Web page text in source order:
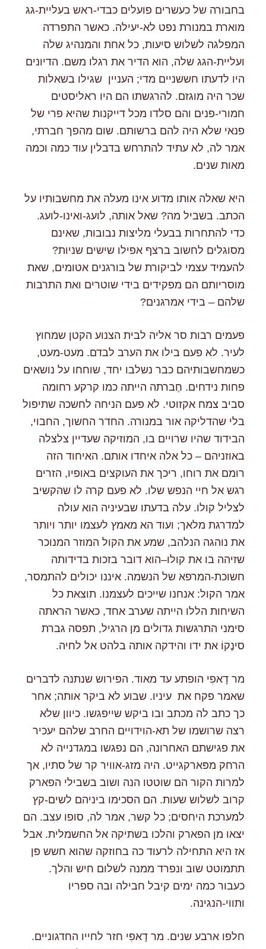
בחבורה של כעשרים פועלים כבדי-ראש בעליית-גג
מוארת במנורת נפט לא-יעילה. כאשר התפרדה
המפלגה לשלוש סיעות, כל אחת והמנהיג שלה
ועליית-הגג שלה, הוא הדיר את רגלו משם. הדיונים
היו לדעתו חששניים מדי; העניין שגילו בשאלות
שכר היה מוגזם. להרגשתו הם היו ראליסטים
חמורי-פנים והם סלדו מכל דייקנות שהיא פרי של
פנאי שלא היה להם ברשותם. שום מהפך חברתי,
אמר לה, לא עתיד להתרחש בדבלין עוד כמה וכמה
מאות שנים.
היא שאלה אותו מדוע אינו מעלה את מחשבותיו על
הכתב. בשביל מה? שאל אותה, לועג-ואינו-לועג.
כדי להתחרות בבעלי מליצות נבובות, שאינם
מסוגלים לחשוב ברצף אפילו שישים שניות?
להעמיד עצמי לביקורת של בורגנים אטומים, שאת
מוסריותם הם מפקידים בידי שוטרים ואת התרבות
שלהם – בידי אמרגנים?
פעמים רבות סר אליה לבית הצנוע הקטן שמחוץ
לעיר. לא פעם בילו את הערב לבדם. מעט-מעט,
כשמחשבותיהם כבר נשלבו יחד, שוחחו על נושאים
פחות נידחים. חֶברתה הייתה כמו קרקע רחומה
סביב צמח אקזוטי. לא פעם הניחה לחשכה שתיפול
בלי שהדליקה אור במנורה. החדר החשוך, החבוי,
הבידוד שהיו שרויים בו, המוזיקה שעדיין צלצלה
באוזניהם – כל אלה איחדו אותם. האיחוד הזה
רומם את רוחו, ריכך את העוקצים באופיו, הזרים
רגש אל חיי הנפש שלו. לא פעם קרה לו שהקשיב
לצליל קולו. עלה בדעתו שבעיניה הוא עולה
למדרגת מלאך; ועוד הא מאמץ לעצמו יותר ויותר
את נוהגה הנלהב, שמע את הקול המוזר המנוכר
שזיהה בו את קולו–הוא דובר בזכות בדידותה
חשוכת-המרפא של הנשמה. איננו יכולים להתמסר,
אמר הקול: אנחנו שייכים לעצמנו. תוצאת כל
השיחות הללו הייתה שערב אחד, כאשר הראתה
סימני התרגשות גדולים מן הרגיל, תפסה גברת
סינֶקוֹ את ידו והידקה אותה בלהט אל לחיה.
מר דָאפִי הופתע עד מאוד. הפירוש שנתנה לדברים
שאמר פקח את עיניו. שבוע לא ביקר אותה; אחר
כך כתב לה מכתב ובו ביקש שייפגשו. כיוון שלא
רצה שרושמו של תא-הוידויים החרב שלהם יעכיר
את פגישתם האחרונה, הם נפגשו במגדנייה לא
הרחק מפּארקגייט. היה מזג-אוויר קר של סתיו, אך
למרות הקור הם שוטטו הנה ושוב בשבילי הפארק
קרוב לשלוש שעות. הם הסכימו ביניהם לשים-קץ
למערכת היחסים; כל קשר, אמר לה, סופו עצב. הם
יצאו מן הפארק והלכו בשתיקה אל החשמלית. אבל
אז היא התחילה לרעוד כה בחוזקה שהוא חשש פן
תתמוטט שוב ונפרד ממנה לשלום חיש והלך.
כעבור כמה ימים קיבל חבילה ובה ספריו
ותווי-הנגינה.
חלפו ארבע שנים. מר דָאפִי חזר לחייו החדגוניים.